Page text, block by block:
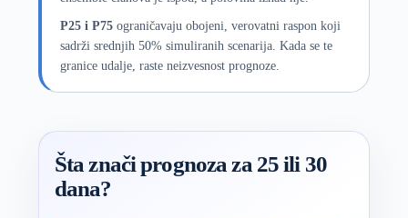
P25 i P75ograničavaju obojeni, verovatni raspon koji
sadrži srednjih 50% simuliranih scenarija. Kada se te
granice udalje, raste neizvesnost prognoze.
Šta znači prognoza za 25 ili 30
dana?